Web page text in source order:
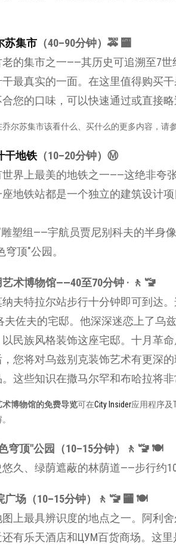
苏集市（40–90分钟）🚕 🏧
老的集市之一——其历史可追溯至7
最真实的一面。在这里值得购买
您的口味，可以快速通过或直接略
乔尔苏集市该看什么、买什么的更多内容，请
干地铁（10–20分钟）Ⓜ️
界上最美的地铁之一——这绝非夸
地铁站都是一个独立的建筑设计
塑组——宇航员贾尼别科夫的半身
穹顶"公园。
术博物馆——40至70分钟 · 🚶 🚾
纳夫特拉尔站步行十分钟即可到达
夫佐夫的宅邸。他深深迷恋上了乌
民族风格装饰这座宅邸。十月革
您将对乌兹别克装饰艺术有更深
这些知识在撒马尔罕和布哈拉将非
术博物馆的免费导览可在City Insider应用程序及
穹顶"公园（10–15分钟）🚶 🚾 🍽
久、绿荫遮蔽的林荫道——步行约
广场（10–15分钟）‍🚶 🚾 🏧 🍽
上最具辨识度的地点之一。阿利
有乐天酒店和ЦУМ百货商场。这里